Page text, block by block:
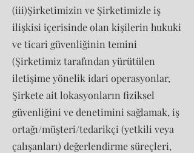
(iii)Şirketimizin ve Şirketimizle iş
ilişkisi içerisinde olan kişilerin hukuki
ve ticari güvenliğinin temini
(Şirketimiz tarafından yürütülen
iletişime yönelik idari operasyonlar,
Şirkete ait lokasyonların fiziksel
güvenliğini ve denetimini sağlamak, iş
ortağı/müşteri/tedarikçi (yetkili veya
çalışanları) değerlendirme süreçleri,